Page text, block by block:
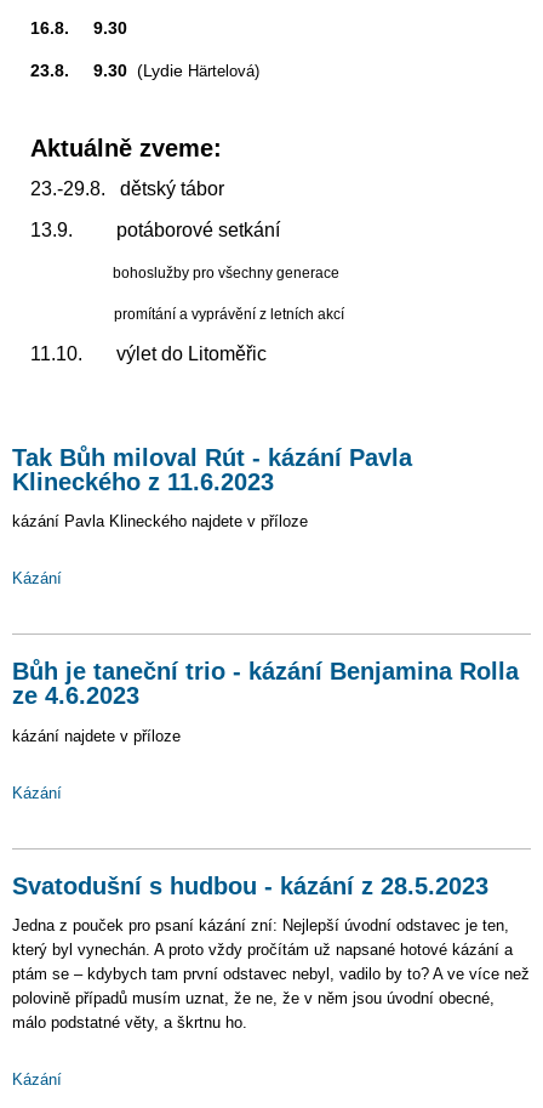
16.8. 9.30
23.8. 9.30 (Lydie Härtelová)
Aktuálně zveme:
23.-29.8. dětský tábor
13.9. potáborové setkání
bohoslužby pro všechny generace
promítání a vyprávění z letních akcí
11.10. výlet do Litoměřic
Tak Bůh miloval Rút - kázání Pavla
Klineckého z 11.6.2023
kázání Pavla Klineckého najdete v příloze
Kázání
Bůh je taneční trio - kázání Benjamina Rolla
ze 4.6.2023
kázání najdete v příloze
Kázání
Svatodušní s hudbou - kázání z 28.5.2023
Jedna z pouček pro psaní kázání zní: Nejlepší úvodní odstavec je ten,
který byl vynechán. A proto vždy pročítám už napsané hotové kázání a
ptám se – kdybych tam první odstavec nebyl, vadilo by to? A ve více než
polovině případů musím uznat, že ne, že v něm jsou úvodní obecné,
málo podstatné věty, a škrtnu ho.
Kázání